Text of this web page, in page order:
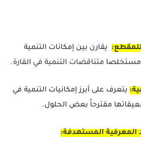
للمقطع:
يقارن بين إمكانات التنمية
مستخلصا متناقضات التنمية في القارة.
يتعرف على أبرز إمكانيات التنمية في
مقترحاً بعض الحلول.
المعرفية المستهدفة: